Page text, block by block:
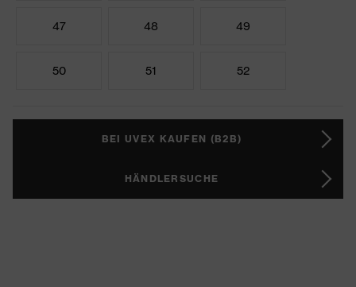
47 48 49
50 51 52
BEI UVEX KAUFEN (B2B)
HÄNDLERSUCHE